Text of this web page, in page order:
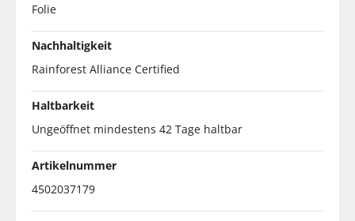
Folie
Nachhaltigkeit
Rainforest Alliance Certified
Haltbarkeit
Ungeöffnet mindestens 42 Tage haltbar
Artikelnummer
4502037179